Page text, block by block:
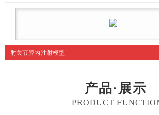
肘关节腔内注射模型
产品·展示
PRODUCT